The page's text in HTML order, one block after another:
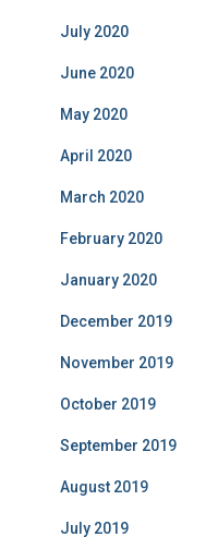
July 2020
June 2020
May 2020
April 2020
March 2020
February 2020
January 2020
December 2019
November 2019
October 2019
September 2019
August 2019
July 2019